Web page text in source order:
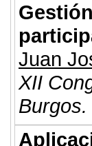
Juan
XII